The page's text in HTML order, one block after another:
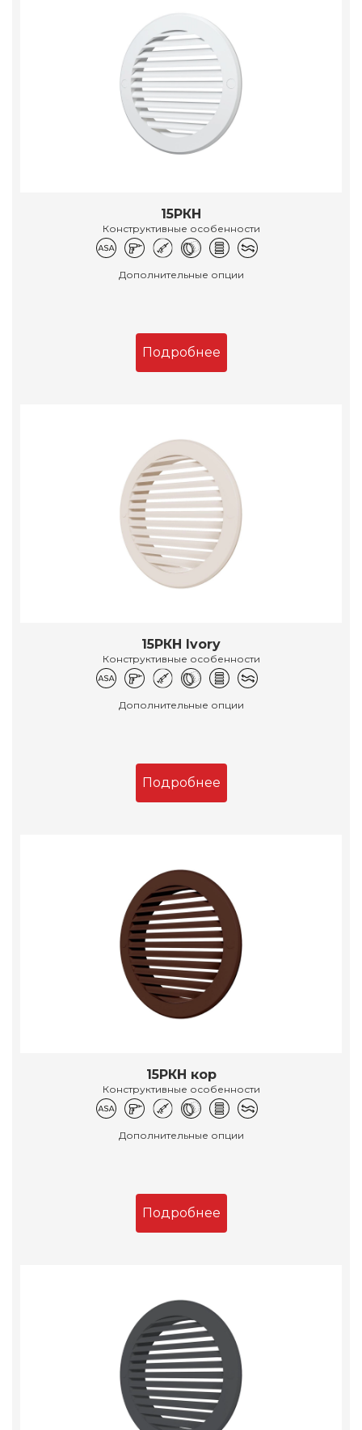
15РКН
Конструктивные особенности
Дополнительные опции
Подробнее
15РКН Ivory
Конструктивные особенности
Дополнительные опции
Подробнее
15РКН кор
Конструктивные особенности
Дополнительные опции
Подробнее